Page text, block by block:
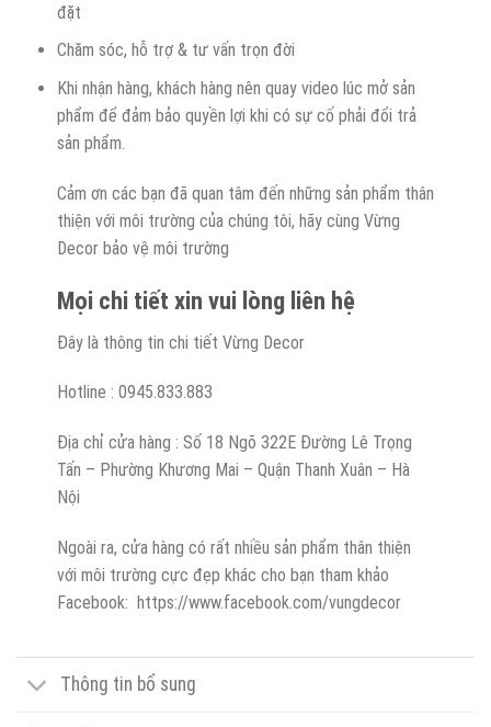
đặt
Chăm sóc, hỗ trợ & tư vấn trọn đời
Khi nhận hàng, khách hàng nên quay video lúc mở sản
phẩm để đảm bảo quyền lợi khi có sự cố phải đổi trả
sản phẩm.
Cảm ơn các bạn đã quan tâm đến những sản phẩm thân
thiện với môi trường của chúng tôi, hãy cùng Vừng
Decor bảo vệ môi trường
Mọi chi tiết xin vui lòng liên hệ
Đây là thông tin chi tiết Vừng Decor
Hotline : 0945.833.883
Địa chỉ cửa hàng : Số 18 Ngõ 322E Đường Lê Trọng
Tấn – Phường Khương Mai – Quận Thanh Xuân – Hà
Nội
Ngoài ra, cửa hàng có rất nhiều sản phẩm thân thiện
với môi trường cực đẹp khác cho bạn tham khảo
Facebook: https://www.facebook.com/vungdecor
Thông tin bổ sung